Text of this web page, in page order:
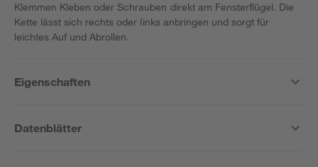
Klemmen Kleben oder Schrauben direkt am Fensterflügel. Die
Kette lässt sich rechts oder links anbringen und sorgt für
leichtes Auf und Abrollen.
Eigenschaften
Datenblätter